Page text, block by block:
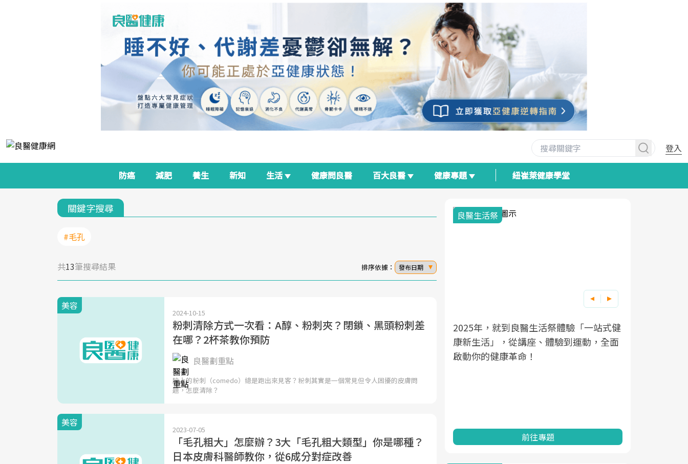
登入
防癌 減肥 養生 新知 生活 健康問良醫 百大良醫 健康專題 紐崔萊健康學堂
關鍵字搜尋
#毛孔
共13筆搜尋結果 排序依據： 發布日期
美容
2024-10-15
粉刺清除方式一次看：A醇、粉刺夾？閉鎖、黑頭粉刺差
在哪？2杯茶教你預防
良醫劃重點
臉上的粉刺（comedo）總是跑出來見客？粉刺其實是一個常見但令人困擾的皮膚問
題，怎麼清除？
美容
2023-07-05
「毛孔粗大」怎麼辦？3大「毛孔粗大類型」你是哪種？
日本皮膚科醫師教你，從6成分對症改善
面對超高齡社會的浪潮，台灣正在快速邁
向「健康照護」的新時代。隨著國家政策
心議題。然而，健檢不只是醫療院所的服
前往專題
良醫生活祭
2025年，就到良醫生活祭體驗「一站式健
前往專題
我與健康韌性的距離
良醫健康網從「換季的身體變化」出發，
透過醫學觀點與日常感受的對話，建立對
亞健康的認知，進而引導實際的改善行
前往專題